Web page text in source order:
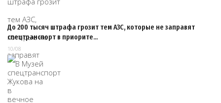
До 200 тысяч штрафа грозит тем АЗС, которые не заправят
спецтранспорт в приорите…
10/08